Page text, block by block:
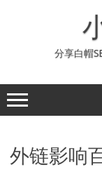
分享白帽
外链影响